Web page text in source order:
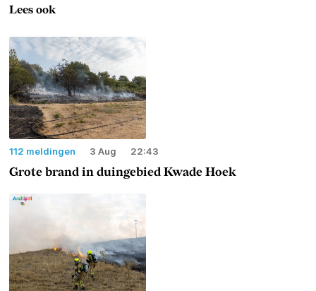
Lees ook
112 meldingen 3 Aug 22:43
Grote brand in duingebied Kwade Hoek